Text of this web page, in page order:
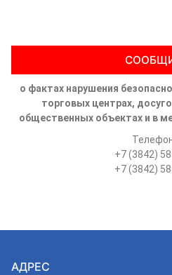
о фактах нарушения
торговых центрах,
общественных объектах и в
+7 (3842)
+7 (3842)
АДРЕС